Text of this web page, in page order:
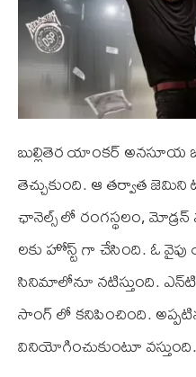
బుల్లితెర యాంకర్ అనసూయ
తెచ్చుకుంది. ఆ తర్వాత
ఛానెల్స్ లో రంగస్థలం,
లకు హోస్ట్ గా చేసింది. ఓ
సినిమాలోనూ నటిస్తుంది.
సాంగ్ లో కనిపించింది.
వినియోగించుకుంటూ వస్తుంది.